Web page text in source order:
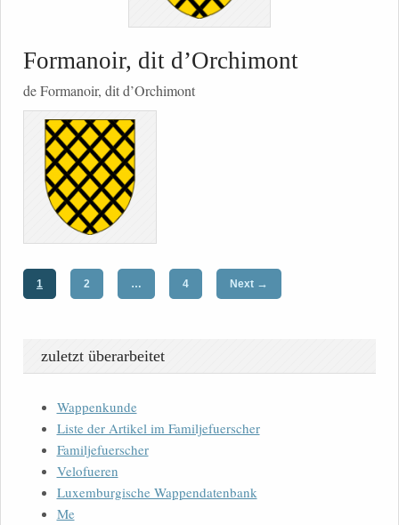
Formanoir, dit d’Orchimont
de Formanoir, dit d’Orchimont
1 2 … 4 Next →
zuletzt überarbeitet
Wappenkunde
Liste der Artikel im Familjefuerscher
Familjefuerscher
Velofueren
Luxemburgische Wappendatenbank
Me